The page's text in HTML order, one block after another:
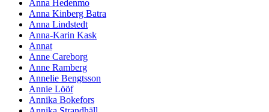
Anna Hedenmo
Anna Kinberg Batra
Anna Lindstedt
Anna-Karin Kask
Annat
Anne Careborg
Anne Ramberg
Annelie Bengtsson
Annie Lööf
Annika Bokefors